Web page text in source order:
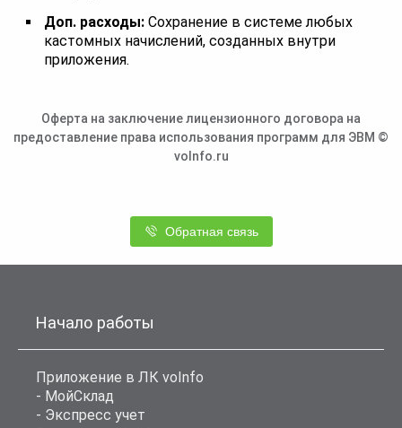
Доп. расходы: Сохранение в системе любых
кастомных начислений, созданных внутри
приложения.
Оферта на заключение лицензионного договора на
предоставление права использования программ для ЭВМ ©
voInfo.ru
Обратная связь
Начало работы
Приложение в ЛК voInfo
- МойСклад
- Экспресс учет